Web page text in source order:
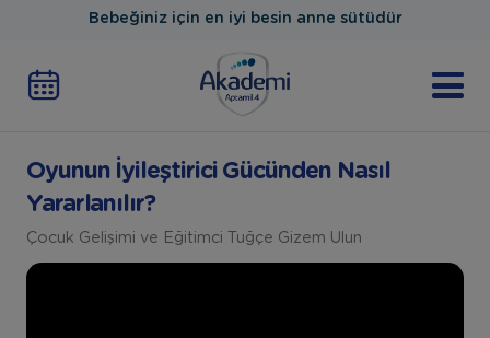
Bebeğiniz için en iyi besin anne sütüdür
Oyunun İyileştirici Gücünden Nasıl
Yararlanılır?
Çocuk Gelişimi ve Eğitimci Tuğçe Gizem Ulun